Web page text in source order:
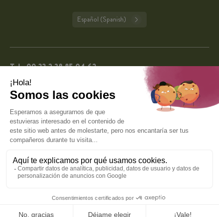
Español (Spanish)
Tel.:00 33 2 38 85 04 62
De lunes a viernes de 9:00 a 13:00 y de 14:00 a 16:00 (excepto días festivos en
Francia).
4.7
CuisineAddict tiene una calificación de 4,7 sobre 5
basada en más de 62.227 reseñas auténticas. Gracias
por su fidelidad.
VER TODAS LAS OPINIONES
Protección de datos